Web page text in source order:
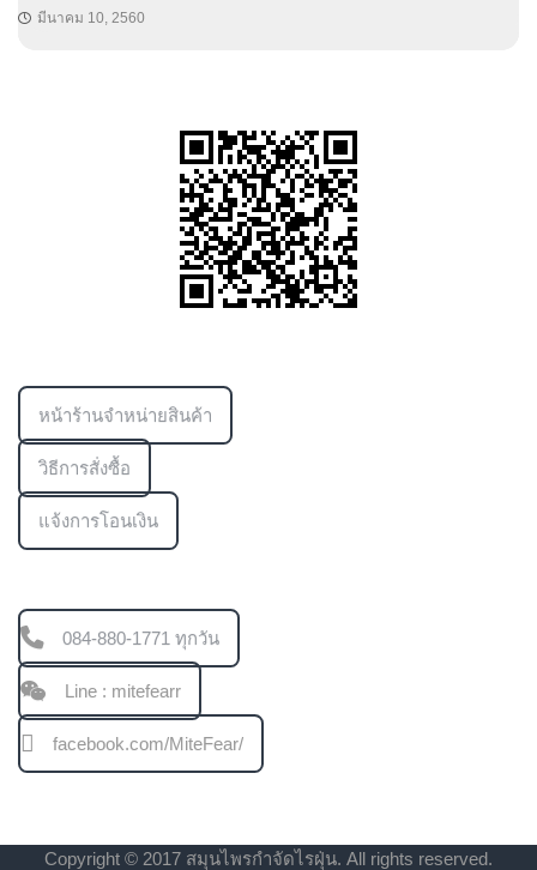
มีนาคม 10, 2560
หน้าร้านจำหน่ายสินค้า
วิธีการสั่งซื้อ
แจ้งการโอนเงิน
084-880-1771 ทุกวัน
Line : mitefearr
facebook.com/MiteFear/
Copyright © 2017 สมุนไพรกำจัดไรฝุ่น. All rights reserved.